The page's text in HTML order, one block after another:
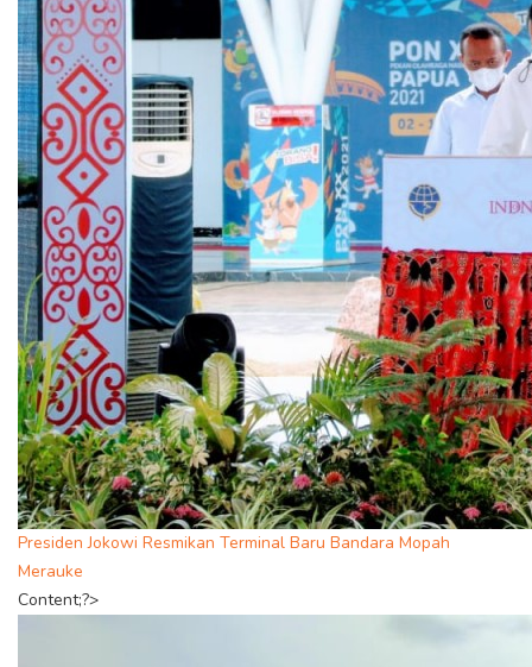
Presiden Jokowi Resmikan Terminal Baru Bandara Mopah
Merauke
Content;?>